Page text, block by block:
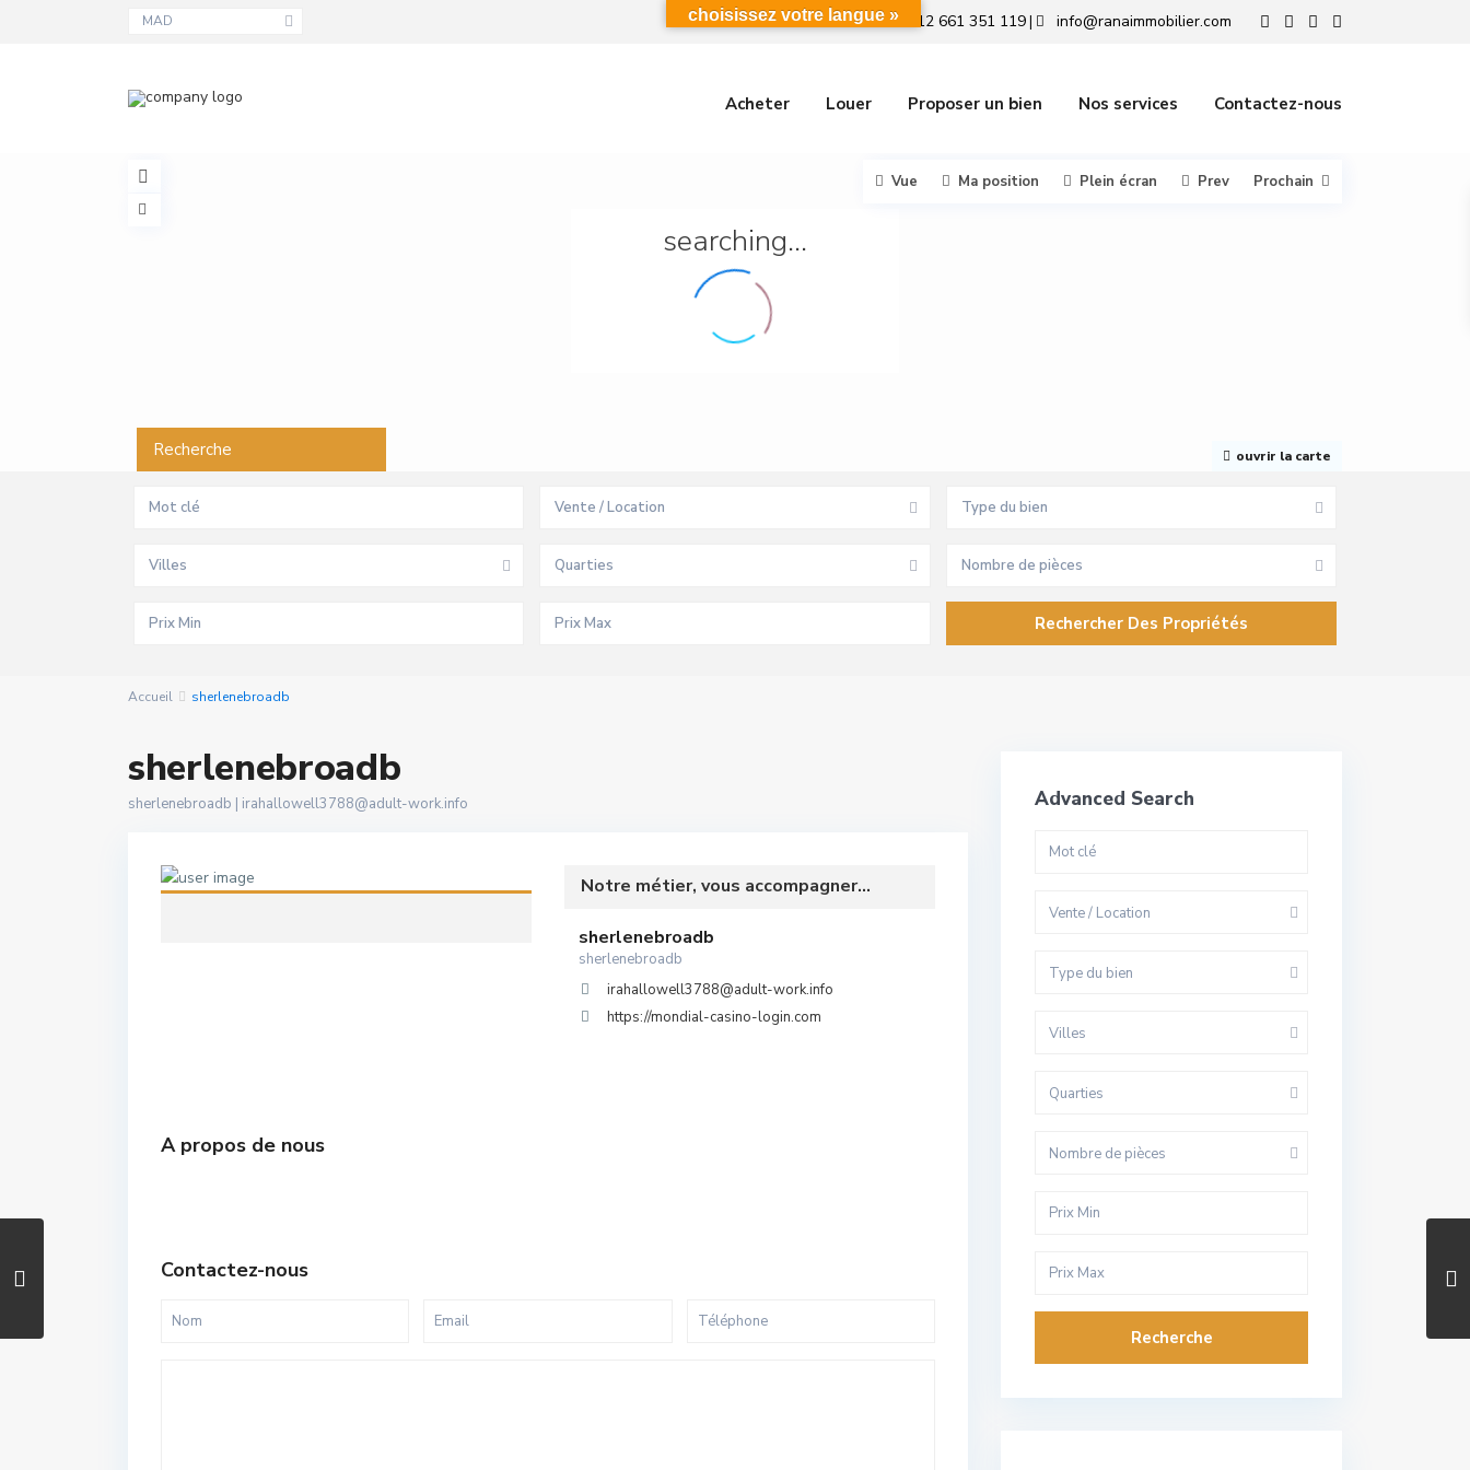
MAD +212 661 351 119| info@ranaimmobilier.com
Acheter Louer Proposer un bien Nos services Contactez-nous
searching...
ouvrir la carte
Vue Ma position Plein écran Prev Prochain
Recherche
Vente / Location Type du bien
Villes Quarties Nombre de pièces
Accueil sherlenebroadb
sherlenebroadb
sherlenebroadb | irahallowell3788@adult-work.info
Notre métier, vous accompagner...
sherlenebroadb
sherlenebroadb
irahallowell3788@adult-work.info
https://mondial-casino-login.com
A propos de nous
Contactez-nous
Advanced Search
Vente / Location
Type du bien
Villes
Quarties
Nombre de pièces
Recherche
choisissez votre langue »